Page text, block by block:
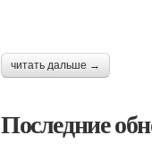
читать дальше →
Последние